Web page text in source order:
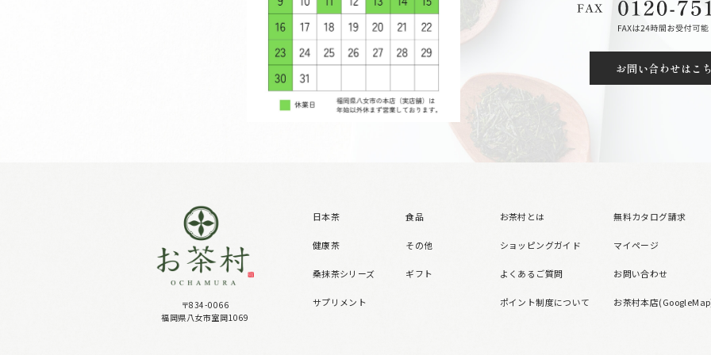
お問い合わせはこ
〒834-0066
福岡県八女市室岡1069
日本茶
健康茶
桑抹茶シリーズ
サプリメント
食品
その他
ギフト
お茶村とは
ショッピングガイド
よくあるご質問
ポイント制度について
無料カタログ請求
マイページ
お問い合わせ
お茶村本店